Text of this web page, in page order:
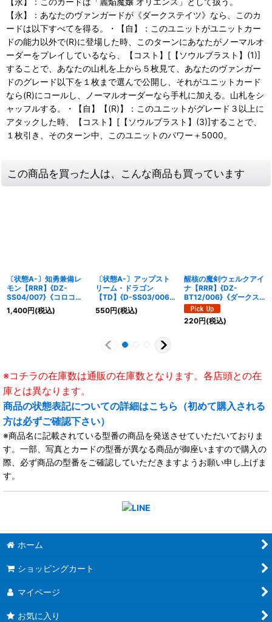
【永】：あなたのヴァンガードが《ダークステイツ》なら、このカ
ードは以下すべてを得る。・【自】：このユニットがユニットカー
ドの能力以外で(R)に登場した時、このターンにあなたがノーマルオ
ーダーをプレイしているなら、【コスト】[【ソウルブラスト】(1)]
することで、あなたの山札を上から５枚見て、あなたのヴァンガー
ドのグレード以下を１枚まで選んで公開し、それがユニットカード
なら(R)にコールし、ノーマルオーダーなら手札に加える。山札をシ
ャッフルする。・【自】【(R)】：このユニットがグレード３以上に
アタックした時、【コスト】[【ソウルブラスト】(3)]することで、
１枚引き、そのターン中、このユニットのパワー＋5000。
この商品を買った人は、こんな商品も買っています
〔状態A-〕知勇兼備レ
モン【RRR】{DZ-
SS04/007}《コロコロ
ダークステイツ》
1,400円(税込)
〔状態A-〕アップスト
リーム・ドラゴン
【TD】{D-SS03/006}
《ダークステイツ》
550円(税込)
醒核の魔剣ウェルクアイ
ナ【RRR】{DZ-
BT12/006}《ダークス
テイツ》
220円(税込)
※コチラの在庫数は通販の在庫数となります。各店頭との在
庫とは異なります。
商品の状態表記についての詳細はこちら（初めて購入される
方は必ずご確認下さい）
※商品名に記載されている型番の商品を発送させていただいておりま
す。一部、写真とカードの型番が異なる商品が御座いますので購入の
際、必ず商品の型番をご確認していただきますようお願い申し上げま
す。
ホーム
ショッピングカート
マイページ
お気に入り